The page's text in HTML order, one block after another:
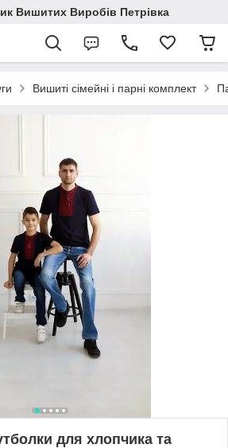
Вишитих Виробів Петрівка
Вишиті сімейні і парні комплект
для хлопчика та